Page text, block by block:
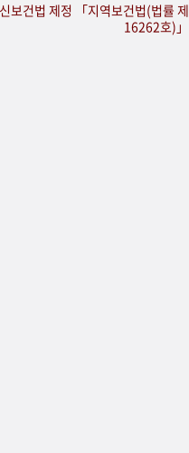
보건법 제정 「지역보건법(법률 제
16262호)」